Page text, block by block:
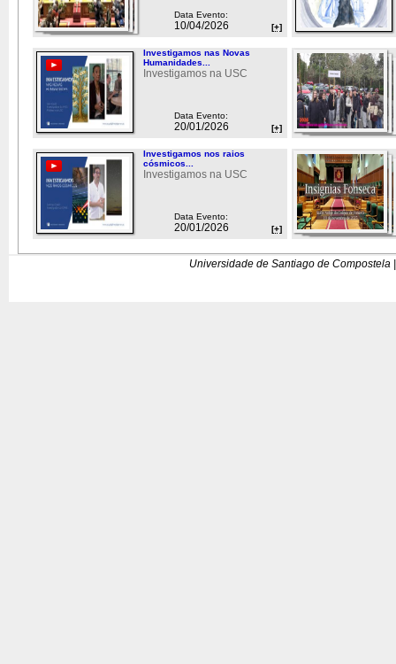
Data Evento:
10/04/2026 [+]
Investigamos nas Novas
Humanidades...
Investigamos na USC
Data Evento:
20/01/2026 [+]
Investigamos nos raios
cósmicos...
Investigamos na USC
Data Evento:
20/01/2026 [+]
Universidade de Santiago de